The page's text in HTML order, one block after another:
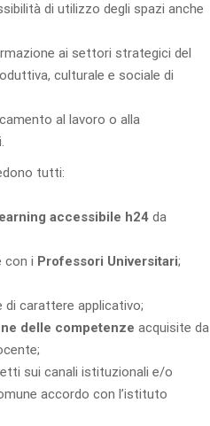
di utilizzo degli spazi anche
ai settori strategici del
culturale e sociale di
al lavoro o alla
tutti:
accessibile h24 da
con i Professori Universitari;
di carattere applicativo;
delle competenze acquisite da
sui canali istituzionali e/o
accordo con l’istituto